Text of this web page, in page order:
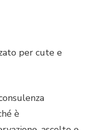
per cute e
è